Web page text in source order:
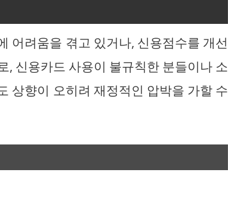
어려움을 겪고 있거나, 신용점수를 개선
, 신용카드 사용이 불규칙한 분들이나 소
상향이 오히려 재정적인 압박을 가할 수